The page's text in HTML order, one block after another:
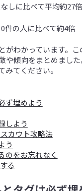
しに比べて平均約27倍
件の人に比べて約4倍
がわかっています。
や傾向をまとめまし
てください。
ず埋めよう
しよう
カウト攻略法
う
のをお忘れなく
る